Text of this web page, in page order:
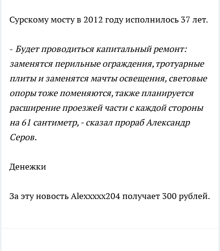
Сурскому мосту в 2012 году исполнилось 37 лет.
- Будет проводиться капитальный ремонт:
заменятся перильные ограждения, тротуарные
плиты и заменятся мачты освещения, световые
опоры тоже поменяются, также планируется
расширение проезжей части с каждой стороны
на 61 сантиметр, - сказал прораб Александр
Серов.
Денежки
За эту новость Alexxxxx204 получает 300 рублей.